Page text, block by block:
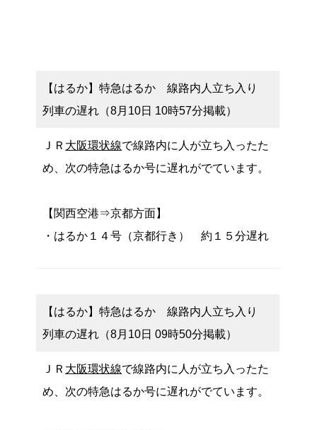
【はるか】特急はるか 線路内人立ち入り
列車の遅れ（8月10日 10時57分掲載）
ＪＲ 大阪環状線で線路内に人が立ち入ったた
め、次の特急はるか号に遅れがでています。
【関西空港⇒京都方面】
・はるか１４号（京都行き） 約１５分遅れ
【はるか】特急はるか 線路内人立ち入り
列車の遅れ（8月10日 09時50分掲載）
ＪＲ 大阪環状線で線路内に人が立ち入ったた
め、次の特急はるか号に遅れがでています。